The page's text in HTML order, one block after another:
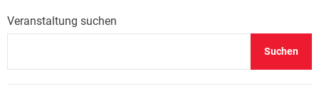
Veranstaltung suchen
Suchen